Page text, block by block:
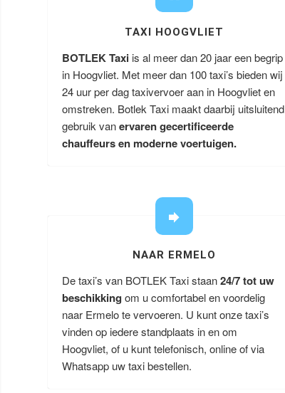
TAXI HOOGVLIET
BOTLEK Taxi is al meer dan 20 jaar een begrip
in Hoogvliet. Met meer dan 100 taxi’s bieden wij
24 uur per dag taxivervoer aan in Hoogvliet en
omstreken. Botlek Taxi maakt daarbij uitsluitend
gebruik vanervaren gecertificeerde
chauffeurs en moderne voertuigen.
NAAR ERMELO
De taxi’s van BOTLEK Taxi staan24/7 tot uw
beschikking om u comfortabel en voordelig
naar Ermelo te vervoeren. U kunt onze taxi’s
vinden op iedere standplaats in en om
Hoogvliet, of u kunt telefonisch, online of via
Whatsapp uw taxi bestellen.